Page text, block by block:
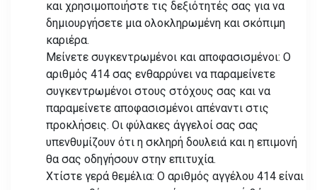
και χρησιμοποιήστε τις δεξιότητές σας για να
δημιουργήσετε μια ολοκληρωμένη και σκόπιμη
καριέρα.
Μείνετε συγκεντρωμένοι και αποφασισμένοι: Ο
αριθμός 414 σας ενθαρρύνει να παραμείνετε
συγκεντρωμένοι στους στόχους σας και να
παραμείνετε αποφασισμένοι απέναντι στις
προκλήσεις. Οι φύλακες άγγελοί σας σας
υπενθυμίζουν ότι η σκληρή δουλειά και η επιμονή
θα σας οδηγήσουν στην επιτυχία.
Χτίστε γερά θεμέλια: Ο αριθμός αγγέλου 414 είναι